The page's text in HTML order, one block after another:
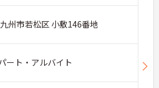
州市若松区 小敷146番地
ート・アルバイト